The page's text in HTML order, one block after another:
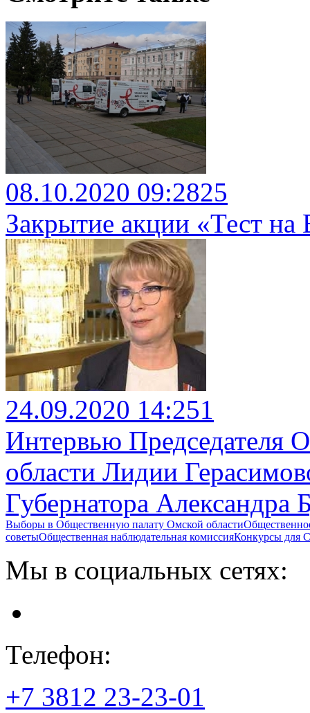
08.10.2020 09:2825
Закрытие акции «Тест
24.09.2020 14:251
Интервью Председателя
области Лидии
Губернатора Александра
Выборы в Общественную палату Омской области
советыОбщественная наблюдательная комиссияКонкурсы
Мы в социальных сетях:
Телефон:
+7 3812 23-23-01